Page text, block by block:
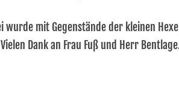
wurde mit Gegenstände der kleinen
Dank an Frau Fuß und Herr